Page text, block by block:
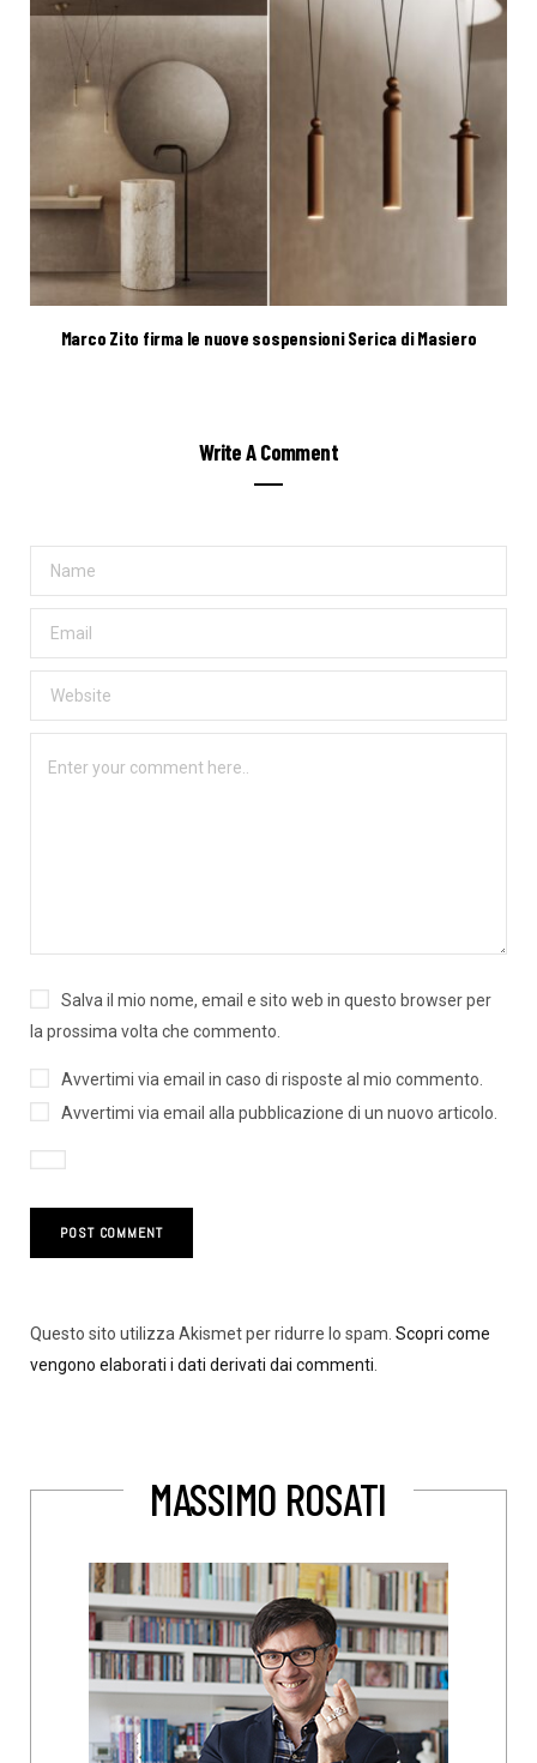
Marco Zito firma le nuove sospensioni Serica di Masiero
Write A Comment
Salva il mio nome, email e sito web in questo browser per
la prossima volta che commento.
Avvertimi via email in caso di risposte al mio commento.
Avvertimi via email alla pubblicazione di un nuovo articolo.
Questo sito utilizza Akismet per ridurre lo spam. Scopri come
vengono elaborati i dati derivati dai commenti
MASSIMO ROSATI